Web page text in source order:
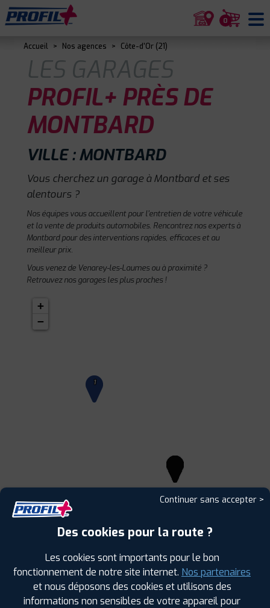
0
Accueil > Nos agences > Côte-d'Or (21)
LES GARAGES
PROFIL+ PRÈS DE
MONTBARD
VILLE : MONTBARD
Vous cherchez un garage à Montbard et ses
alentours ?
Nos équipes vous accueillent pour l'entretien de votre véhicule
et la vente de produits automobiles. Rencontrez nos experts à
Montbard pour des interventions rapides, efficaces et au
meilleur prix.
Vous venez de Venarey-les-Laumes ou à proximité ?
Retrouvez nos garages les plus proches !
1
+
−
Leaflet ©Mapbox ©OpenStreetMap
Continuer sans accepter >
Des cookies pour la route ?
Les cookies sont importants pour le bon
fonctionnement de notre site internet. Nos partenaires
et nous déposons des cookies et utilisons des
informations non sensibles de votre appareil pour